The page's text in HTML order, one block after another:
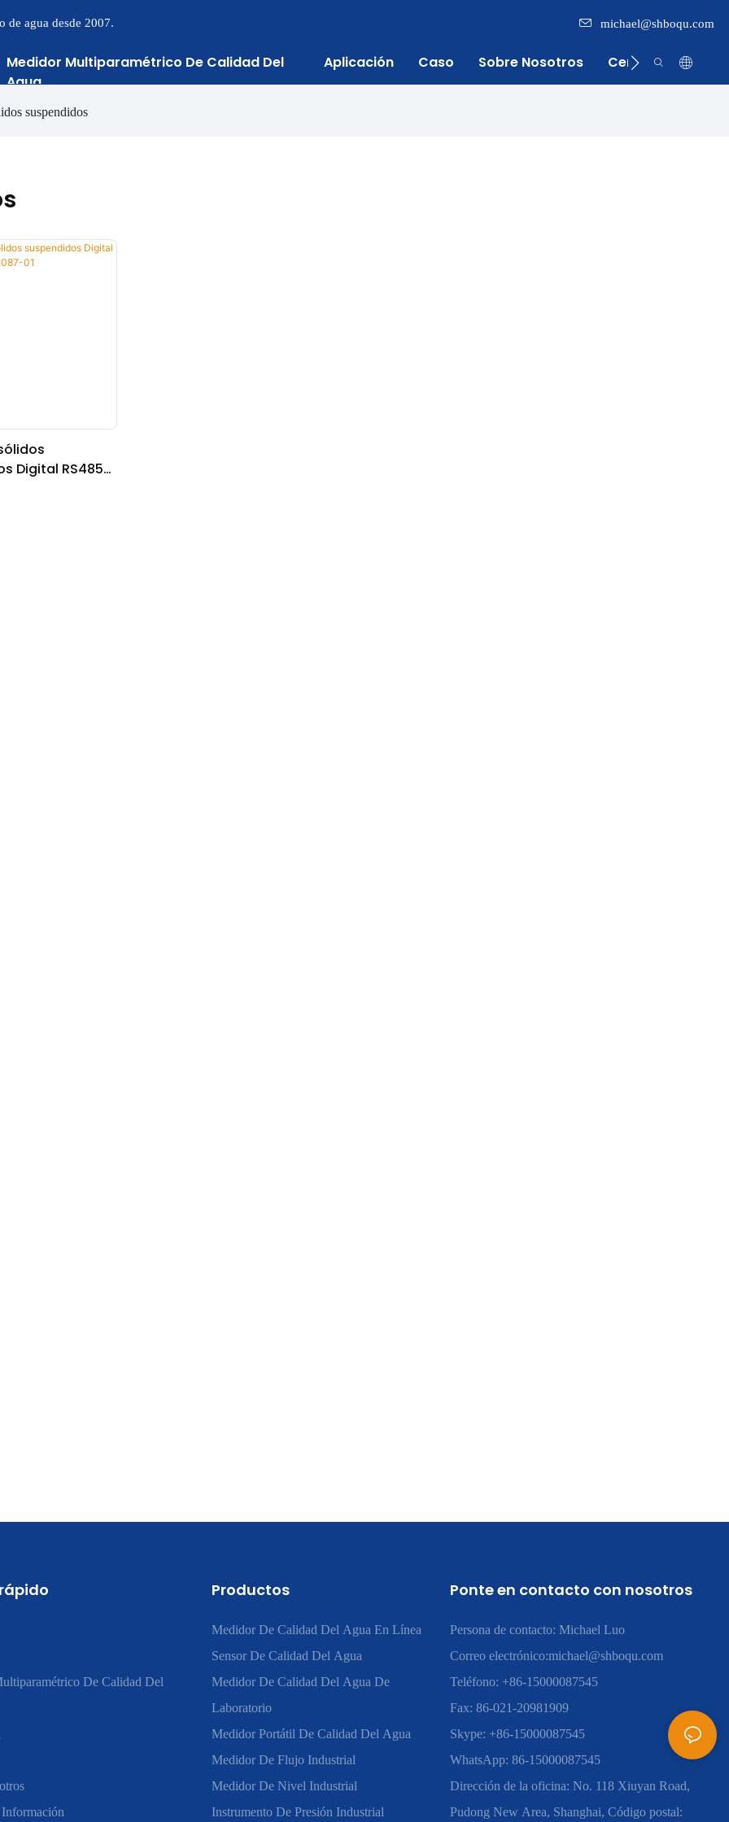
de agua desde 2007. michael@shboqu.com
Medidor Multiparamétrico De Calidad Del
Agua
Aplicación Caso Sobre Nosotros Centro De
suspendidos
Digital RS485
De Calidad Del
Productos
Medidor De Calidad Del Agua En Línea
Sensor De Calidad Del Agua
Medidor De Calidad Del Agua De
Laboratorio
Medidor Portátil De Calidad Del Agua
Medidor De Flujo Industrial
Medidor De Nivel Industrial
Instrumento De Presión Industrial
Ponte en contacto con nosotros
Persona de contacto: Michael Luo
Correo electrónico:michael@shboqu.com
Teléfono: +86-15000087545
Fax: 86-021-20981909
Skype: +86-15000087545
WhatsApp: 86-15000087545
Dirección de la oficina: No. 118 Xiuyan Road,
Pudong New Area, Shanghai, Código postal: